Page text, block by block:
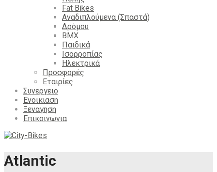
Fat Bikes
Αναδιπλούμενα (Σπαστά)
Δρόμου
BMX
Παιδικά
Ισορροπίας
Ηλεκτρικά
Προσφορές
Εταιρίες
Συνεργειο
Ενοικιαση
Ξεναγηση
Επικοινωνια
Atlantic